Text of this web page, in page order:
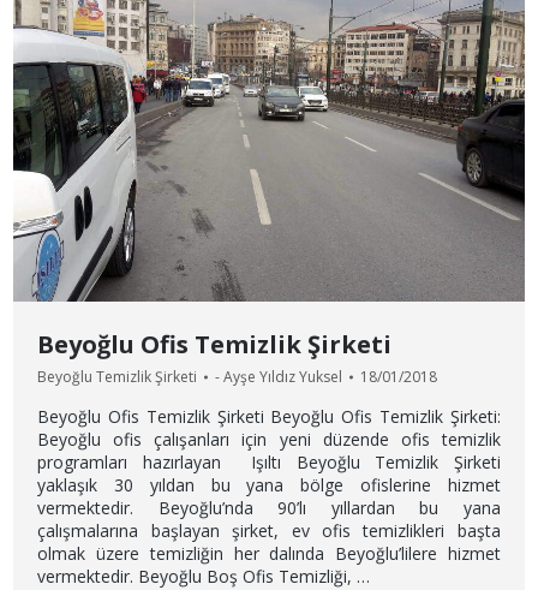
Beyoğlu Ofis Temizlik Şirketi
Beyoğlu Temizlik Şirketi -Ayşe Yıldız Yuksel 18/01/2018
Beyoğlu Ofis Temizlik Şirketi Beyoğlu Ofis Temizlik Şirketi:
Beyoğlu ofis çalışanları için yeni düzende ofis temizlik
programları hazırlayan Işıltı Beyoğlu Temizlik Şirketi
yaklaşık 30 yıldan bu yana bölge ofislerine hizmet
vermektedir. Beyoğlu’nda 90’lı yıllardan bu yana
çalışmalarına başlayan şirket, ev ofis temizlikleri başta
olmak üzere temizliğin her dalında Beyoğlu’lilere hizmet
vermektedir. Beyoğlu Boş Ofis Temizliği, …